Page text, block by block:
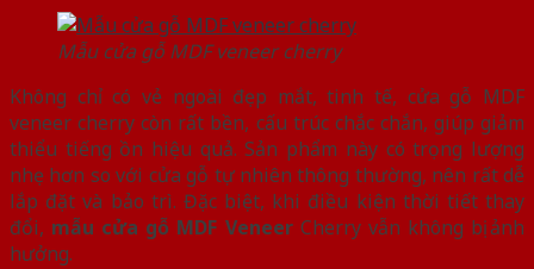
Mẫu cửa gỗ MDF veneer cherry
Không chỉ có vẻ ngoài đẹp mắt, tinh tế, cửa gỗ MDF
veneer cherry còn rất bền, cấu trúc chắc chắn, giúp giảm
thiểu tiếng ồn hiệu quả. Sản phẩm này có trọng lượng
nhẹ hơn so với cửa gỗ tự nhiên thông thường, nên rất dễ
lắp đặt và bảo trì. Đặc biệt, khi điều kiện thời tiết thay
đổi, mẫu cửa gỗ MDF Veneer Cherry vẫn không bị ảnh
hưởng.